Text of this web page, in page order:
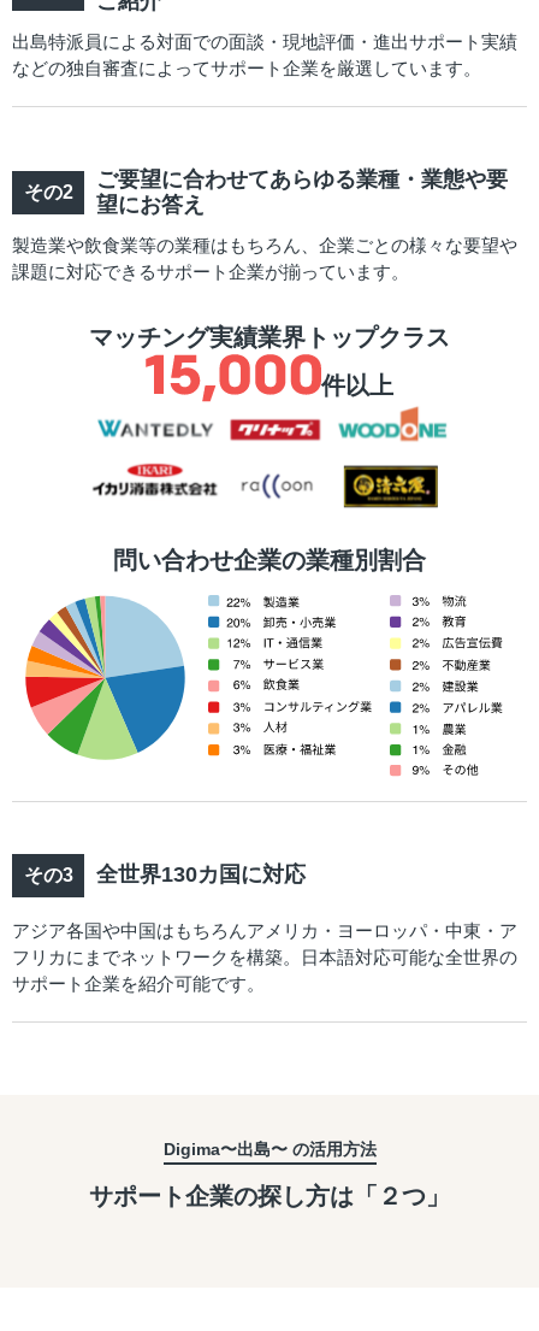
出島特派員による対面での面談・現地評価・進出サポート実績
などの独自審査によってサポート企業を厳選しています。
ご要望に合わせてあらゆる業種・業態や要
望にお答え
製造業や飲食業等の業種はもちろん、企業ごとの様々な要望や
課題に対応できるサポート企業が揃っています。
マッチング実績業界トップクラス
件以上
問い合わせ企業の業種別割合
全世界130カ国に対応
アジア各国や中国はもちろんアメリカ・ヨーロッパ・中東・ア
フリカにまでネットワークを構築。日本語対応可能な全世界の
サポート企業を紹介可能です。
Digima〜出島〜 の活用方法
サポート企業の探し方は「２つ」